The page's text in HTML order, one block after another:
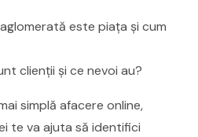
este piața și cum
clienții și ce nevoi au?
simplă afacere online,
te va ajuta să identifici